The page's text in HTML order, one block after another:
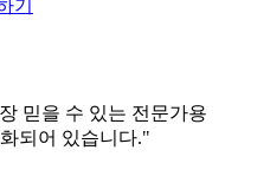
기
믿을 수 있는 전문가용
되어 있습니다."